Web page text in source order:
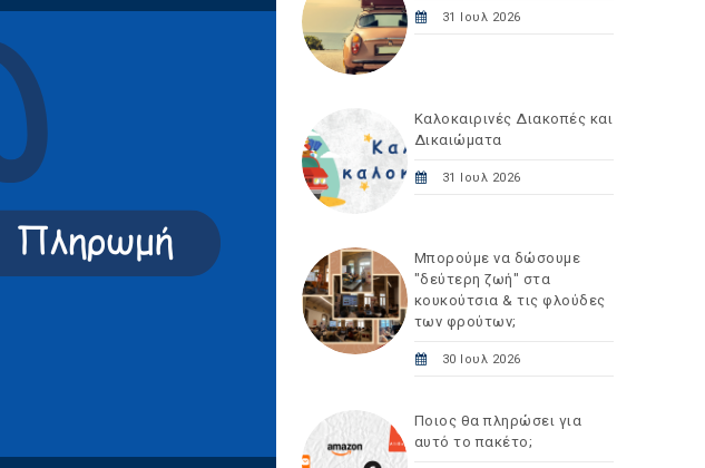
31 Ιουλ 2026
Καλοκαιρινές Διακοπές και
Δικαιώματα
31 Ιουλ 2026
Μπορούμε να δώσουμε
"δεύτερη ζωή" στα
κουκούτσια & τις φλούδες
των φρούτων;
30 Ιουλ 2026
Ποιος θα πληρώσει για
αυτό το πακέτο;